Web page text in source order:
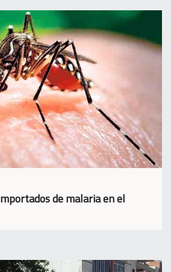
de malaria en el